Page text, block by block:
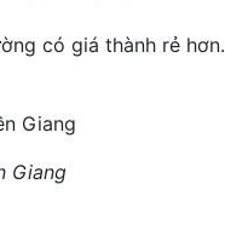
có giá thành rẻ
Giang